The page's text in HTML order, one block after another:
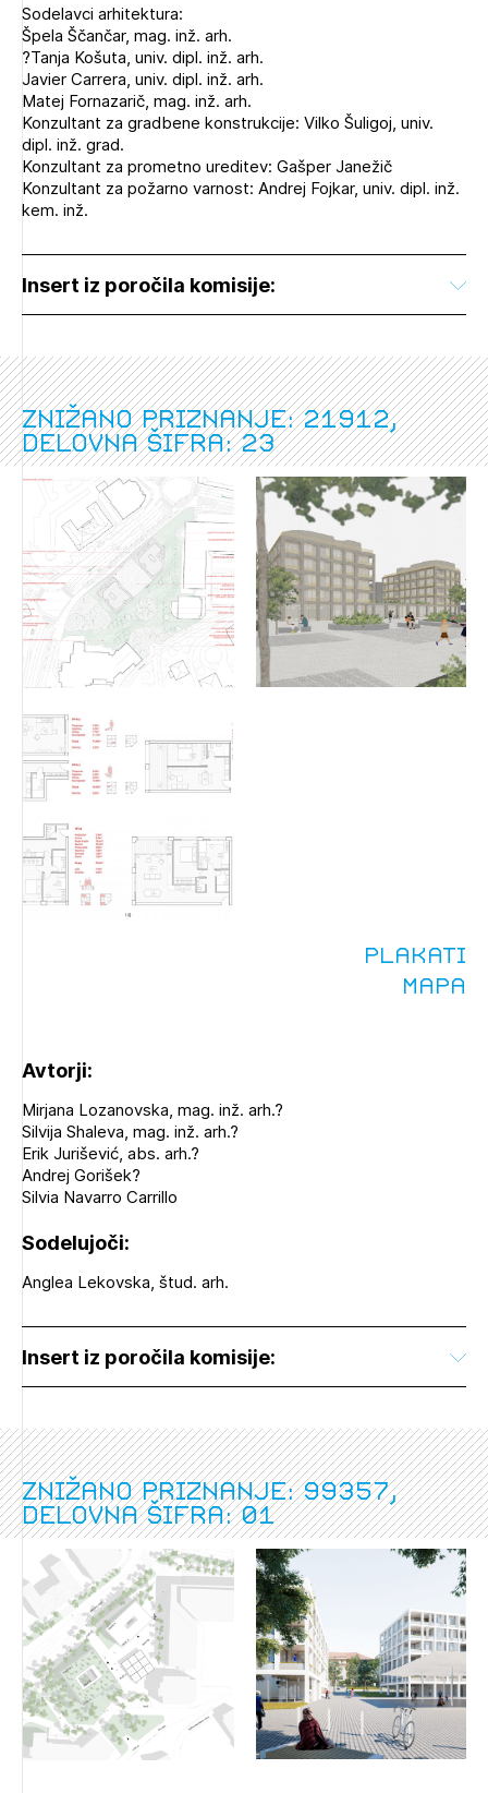
Izbrana vsebina je namenjena le ZAPS
Sodelavci arhitektura:
Špela Ščančar, mag. inž. arh.
?Tanja Košuta, univ. dipl. inž. arh.
Javier Carrera, univ. dipl. inž. arh.
Matej Fornazarič, mag. inž. arh.
Konzultant za gradbene konstrukcije: Vilko Šuligoj, univ.
dipl. inž. grad.
Konzultant za prometno ureditev: Gašper Janežič
Konzultant za požarno varnost: Andrej Fojkar, univ. dipl. inž.
kem. inž.
Insert iz poročila komisije:
Znižano priznanje: 21912,
delovna šifra: 23
Plakati
Mapa
Avtorji:
Mirjana Lozanovska, mag. inž. arh.?
Silvija Shaleva, mag. inž. arh.?
Erik Jurišević, abs. arh.?
Andrej Gorišek?
Silvia Navarro Carrillo
Sodelujoči:
Anglea Lekovska, štud. arh.
Insert iz poročila komisije:
Znižano priznanje: 99357,
delovna šifra: 01